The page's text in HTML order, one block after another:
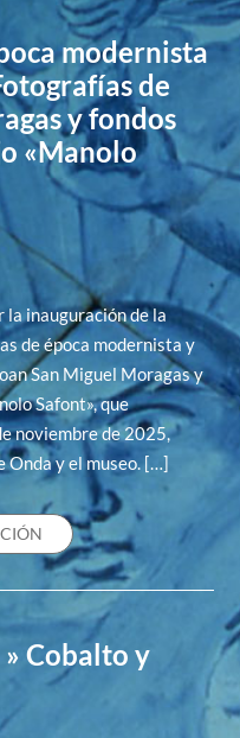
modernista
de
y fondos
«Manolo
la inauguración de la
de época modernista y
San Miguel Moragas y
Safont», que
noviembre de 2025,
Onda y el museo. […]
Cobalto y